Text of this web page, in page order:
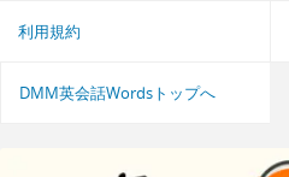
利用規約
DMM英会話Wordsトップへ